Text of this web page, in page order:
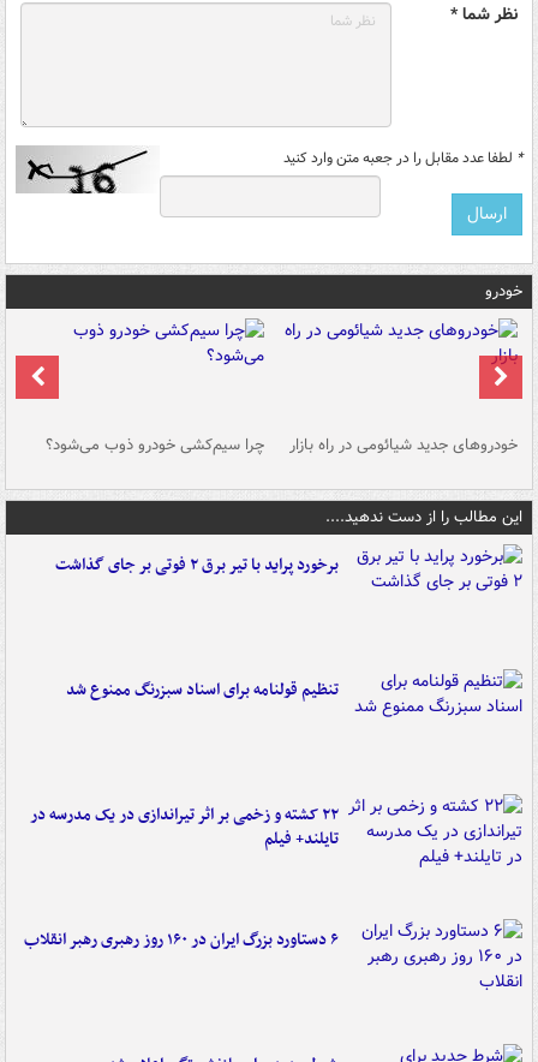
نظر شما *
* لطفا عدد مقابل را در جعبه متن وارد کنید
خودرو
خودروهای جدید شیائومی در راه بازار چرا سیم‌کشی خودرو ذوب می‌شود؟
این مطالب را از دست ندهید....
برخورد پراید با تیر برق ۲ فوتی بر جای گذاشت
تنظیم قولنامه برای اسناد سبزرنگ ممنوع شد
۲۲ کشته و زخمی بر اثر تیراندازی در یک مدرسه در
تایلند+ فیلم
۶ دستاورد بزرگ ایران در ۱۶۰ روز رهبری رهبر انقلاب